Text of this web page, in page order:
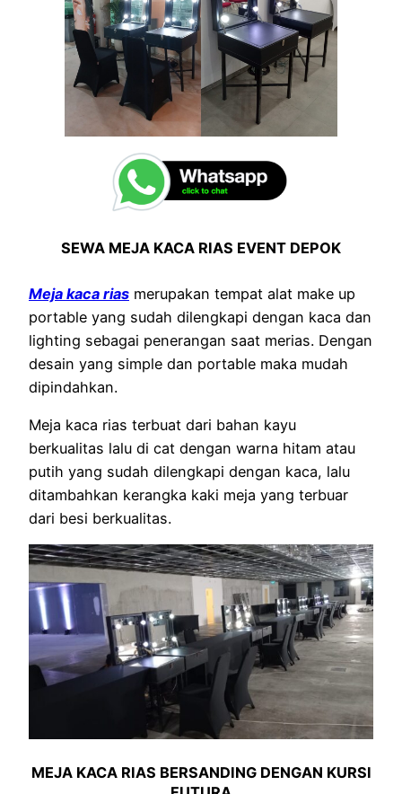
SEWA MEJA KACA RIAS EVENT DEPOK
Meja kaca rias merupakan tempat alat make up
portable yang sudah dilengkapi dengan kaca dan
lighting sebagai penerangan saat merias. Dengan
desain yang simple dan portable maka mudah
dipindahkan.
Meja kaca rias terbuat dari bahan kayu
berkualitas lalu di cat dengan warna hitam atau
putih yang sudah dilengkapi dengan kaca, lalu
ditambahkan kerangka kaki meja yang terbuar
dari besi berkualitas.
MEJA KACA RIAS BERSANDING DENGAN KURSI